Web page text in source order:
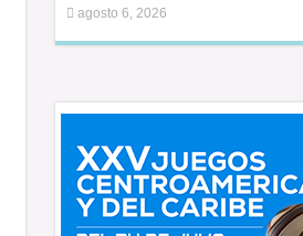
agosto 6, 2026